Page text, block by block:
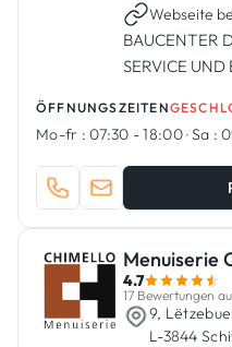
Webseite
BAUCENTER
SERVICE UND
ÖFFNUNGSZEITEN
Mo-fr : 07:30 - 18:00·Sa :
Menuiserie
4.7
17 Bewertungen
9,
L-3844